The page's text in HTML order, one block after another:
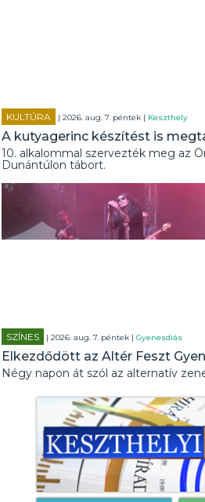
KULTÚRA | 2026. aug. 7. péntek | Keszthely
A kutyagerinc készítést is
10. alkalommal szervezték meg az
Dunántúlon tábort.
SZÍNES | 2026. aug. 7. péntek |Gyenesdiás
Elkezdődött az Altér Feszt
Négy napon át szól az alternatív